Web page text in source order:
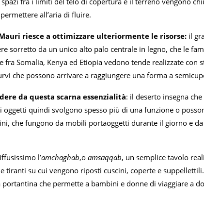
all’aria di fluire.
riesce a ottimizzare ulteriormente le risorse: il
sorretto da un unico alto palo centrale in legno, che le
fra Somalia, Kenya ed Etiopia vedono tende realizzate
che possono arrivare a raggiungere una forma a
da questa scarna essenzialità: il deserto insegna
quindi svolgono spesso più di una funzione o
che fungono da mobili portaoggetti durante il giorno e
l’amchaghab,o amsaqqab, un semplice tavolo
tiranti su cui vengono riposti cuscini, coperte e
che permette a bambini e donne di viaggiare a